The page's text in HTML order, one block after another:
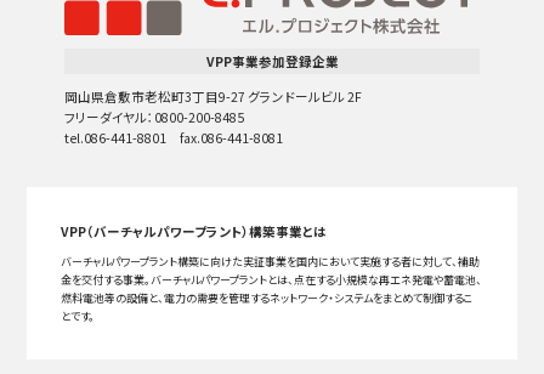
VPP事業参加登録企業
岡山県倉敷市老松町3丁目9-27 グランドールビル 2F
フリーダイヤル：0800-200-8485
tel.086-441-8801 fax.086-441-8081
VPP（バーチャルパワープラント）構築事業とは
バーチャルパワープラント構築に向けた実証事業を国内において実施する者に対して、補助
金を交付する事業。バーチャルパワープラントとは、点在する小規模な再エネ発電や蓄電池、
燃料電池等の設備と、電力の需要を管理するネットワーク・システムをまとめて制御するこ
とです。